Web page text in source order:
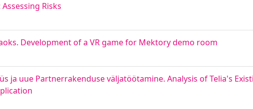
Risks
Development of a VR game for Mektory demo room
ja uue Partnerrakenduse väljatöötamine. Analysis of Telia's